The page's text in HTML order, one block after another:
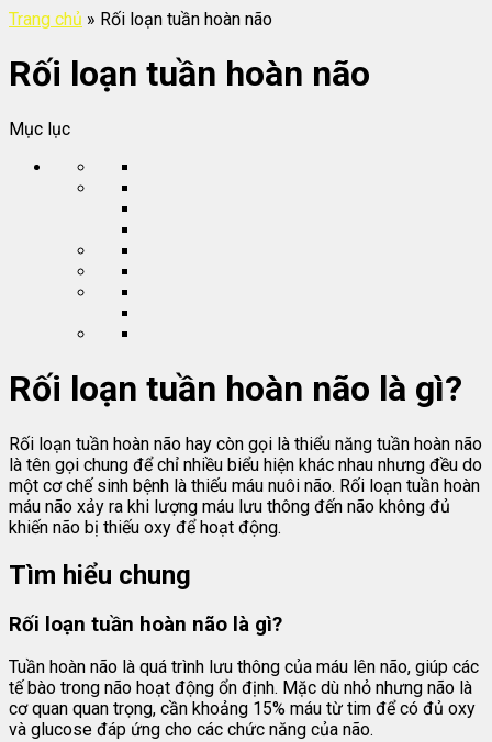
Trang chủ » Rối loạn tuần hoàn não
Rối loạn tuần hoàn não
Mục lục
Rối loạn tuần hoàn não là gì?
Rối loạn tuần hoàn não hay còn gọi là thiểu năng tuần hoàn não
là tên gọi chung để chỉ nhiều biểu hiện khác nhau nhưng đều do
một cơ chế sinh bệnh là thiếu máu nuôi não. Rối loạn tuần hoàn
máu não xảy ra khi lượng máu lưu thông đến não không đủ
khiến não bị thiếu oxy để hoạt động.
Tìm hiểu chung
Rối loạn tuần hoàn não là gì?
Tuần hoàn não là quá trình lưu thông của máu lên não, giúp các
tế bào trong não hoạt động ổn định. Mặc dù nhỏ nhưng não là
cơ quan quan trọng, cần khoảng 15% máu từ tim để có đủ oxy
và glucose đáp ứng cho các chức năng của não.